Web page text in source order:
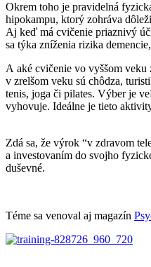
Okrem toho je pravidelná
hipokampu, ktorý zohráva
Aj keď má cvičenie priaznivý
sa týka zníženia rizika
A aké cvičenie vo vyššom
v zrelšom veku sú chôdza,
tenis, joga či pilates. Výber je
vyhovuje. Ideálne je tieto
Zdá sa, že výrok “v zdravom
a investovaním do svojho
duševné.
Téme sa venoval aj magazín